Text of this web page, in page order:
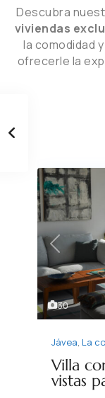
Descubra
viviendas
la comodidad
ofrecerle la
30
Previous
Jávea, La
Villa
vistas